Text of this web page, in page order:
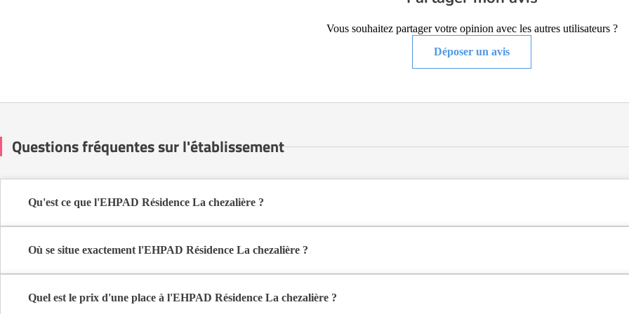
Vous souhaitez partager votre opinion avec les autres utilisateurs ?
Déposer un avis
Questions fréquentes sur l'établissement
Qu'est ce que l'EHPAD Résidence La chezalière ?
Où se situe exactement l'EHPAD Résidence La chezalière ?
Quel est le prix d'une place à l'EHPAD Résidence La chezalière ?